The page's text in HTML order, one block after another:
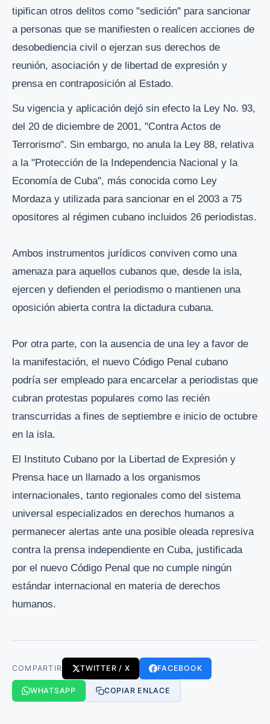
tipifican otros delitos como "sedición" para sancionar
a personas que se manifiesten o realicen acciones de
desobediencia civil o ejerzan sus derechos de
reunión, asociación y de libertad de expresión y
prensa en contraposición al Estado.
Su vigencia y aplicación dejó sin efecto la Ley No. 93,
del 20 de diciembre de 2001, "Contra Actos de
Terrorismo". Sin embargo, no anula la Ley 88, relativa
a la "Protección de la Independencia Nacional y la
Economía de Cuba", más conocida como Ley
Mordaza y utilizada para sancionar en el 2003 a 75
opositores al régimen cubano incluidos 26 periodistas.
Ambos instrumentos jurídicos conviven como una
amenaza para aquellos cubanos que, desde la isla,
ejercen y defienden el periodismo o mantienen una
oposición abierta contra la dictadura cubana.
Por otra parte, con la ausencia de una ley a favor de
la manifestación, el nuevo Código Penal cubano
podría ser empleado para encarcelar a periodistas que
cubran protestas populares como las recién
transcurridas a fines de septiembre e inicio de octubre
en la isla.
El Instituto Cubano por la Libertad de Expresión y
Prensa hace un llamado a los organismos
internacionales, tanto regionales como del sistema
universal especializados en derechos humanos a
permanecer alertas ante una posible oleada represiva
contra la prensa independiente en Cuba, justificada
por el nuevo Código Penal que no cumple ningún
estándar internacional en materia de derechos
humanos.
COMPARTIR TWITTER / X FACEBOOK
WHATSAPP COPIAR ENLACE